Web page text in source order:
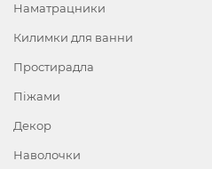
Наматрацники
Килимки для ванни
Простирадла
Піжами
Декор
Наволочки